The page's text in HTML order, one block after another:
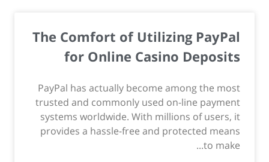
The Comfort of Utilizing PayPal
for Online Casino Deposits
PayPal has actually become among the most
trusted and commonly used on-line payment
systems worldwide. With millions of users, it
provides a hassle-free and protected means
to make...